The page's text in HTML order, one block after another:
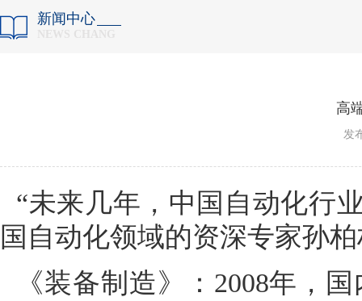
新闻中心
高
“未来几年，中国自动化行
国自动化领域的资深专家孙
《装备制造》：2008年，